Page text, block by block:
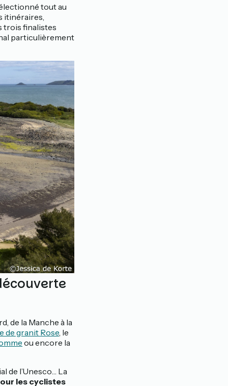
tout au
itinéraires,
trois finalistes
particulièrement
de la Manche à la
de granit Rose, le
ou encore la
de l’Unesco… La
les cyclistes